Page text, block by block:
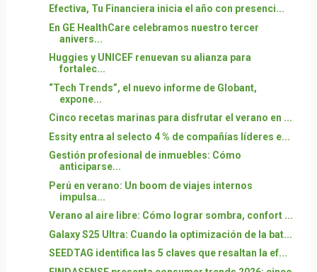
Efectiva, Tu Financiera inicia el año con presenci...
En GE HealthCare celebramos nuestro tercer
anivers...
Huggies y UNICEF renuevan su alianza para
fortalec...
“Tech Trends”, el nuevo informe de Globant,
expone...
Cinco recetas marinas para disfrutar el verano en ...
Essity entra al selecto 4 % de compañías líderes e...
Gestión profesional de inmuebles: Cómo
anticiparse...
Perú en verano: Un boom de viajes internos
impulsa...
Verano al aire libre: Cómo lograr sombra, confort ...
Galaxy S25 Ultra: Cuando la optimización de la bat...
SEEDTAG identifica las 5 claves que resaltan la ef...